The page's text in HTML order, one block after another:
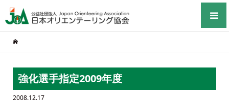
強化選手指定2009年度
2008.12.17